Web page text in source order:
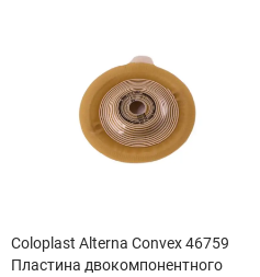
Coloplast Alterna Convex 46759
Пластина двокомпонентного